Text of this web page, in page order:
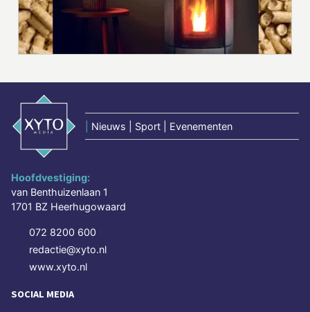
Nieuws | Sport | Evenementen
Hoofdvestiging:
van Benthuizenlaan 1
1701 BZ Heerhugowaard
072 8200 600
redactie@xyto.nl
www.xyto.nl
SOCIAL MEDIA